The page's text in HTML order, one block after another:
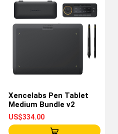
Xencelabs Pen Tablet
Medium Bundle v2
US$334.00